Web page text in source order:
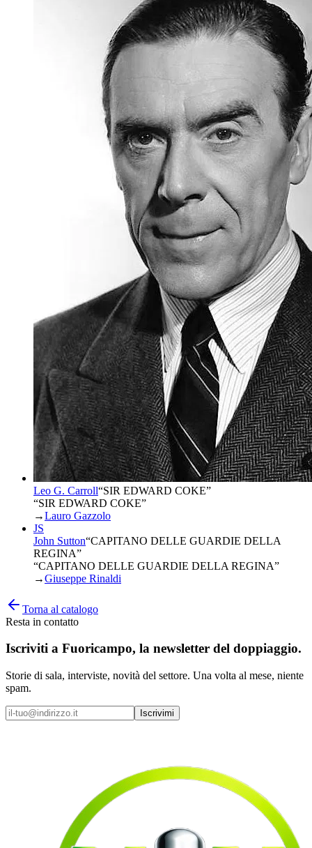
Leo G. Carroll“SIR EDWARD COKE”
“SIR EDWARD COKE”
→Lauro Gazzolo
JS
John Sutton“CAPITANO DELLE GUARDIE DELLA
REGINA”
“CAPITANO DELLE GUARDIE DELLA REGINA”
→Giuseppe Rinaldi
Torna al catalogo
Resta in contatto
Iscriviti a Fuoricampo, la newsletter del doppiaggio.
Storie di sala, interviste, novità del settore. Una volta al mese, niente
spam.
Iscrivimi